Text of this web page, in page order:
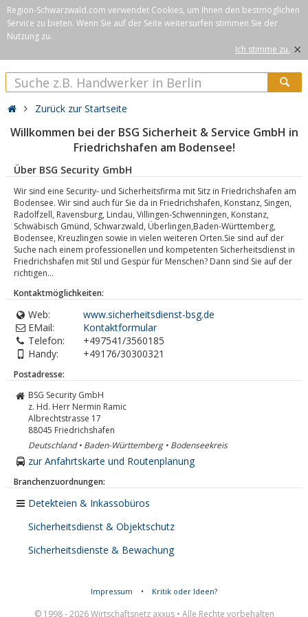
Region-Schwarzwald.com verwendet Cookies, um Ihnen den bestmöglichen
Service zu bieten. Wenn Sie auf der Seite weitersurfen stimmen Sie der
Nutzung zu.
Ich stimme zu. ×
Zurück zur Startseite
Willkommen bei der BSG Sicherheit & Service GmbH in
Friedrichshafen am Bodensee!
Über BSG Security GmbH
Wir sind eine Security- und Sicherheitsfirma mit Sitz in Friedrichshafen am
Bodensee. Wir sind auch für Sie da in Friedrichshafen, Konstanz, Singen,
Radolfzell, Ravensburg, Lindau, Villingen-Schwenningen, Konstanz,
Schwäbisch Gmünd, Schwarzwald, Überlingen,Baden-Württemberg,
Bodensee, Kreuzlingen sowie in vielen weiteren Orten.Sie sind auf der
Suche nach einem professionellen und kompetenten Sicherheitsdienst in
Friedrichshafen mit Stil und Gespür für Menschen? Dann sind Sie auf der
richtigen...
Kontaktmöglichkeiten:
Web:
www.sicherheitsdienst-bsg.de
EMail:
Kontaktformular
Telefon:
+497541/3560185
Handy:
+49176/30300321
Postadresse:
BSG Security GmbH
z. Hd. Herr Nermin Ramic
Albrechtstrasse 17
88045 Friedrichshafen
Deutschland • Baden-Württemberg • Bodenseekreis
zur Anfahrtskarte und Routenplanung
Branchenzuordnungen:
Detekteien & Inkassobüros
Sicherheitsdienst & Objektschutz
Sicherheitsdienste & Bewachung
Impressum • Kritik oder Ideen?
© 1998 - 2026 Wirtschaftsnetz axxus • Alle Rechte vorbehalten